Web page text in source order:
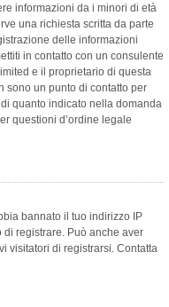
informazioni da i minori di età
una richiesta scritta da parte
delle informazioni
in contatto con un consulente
e il proprietario di questa
sono un punto di contatto per
quanto indicato nella domanda
questioni d’ordine legale
bannato il tuo indirizzo IP
registrare. Può anche aver
visitatori di registrarsi. Contatta